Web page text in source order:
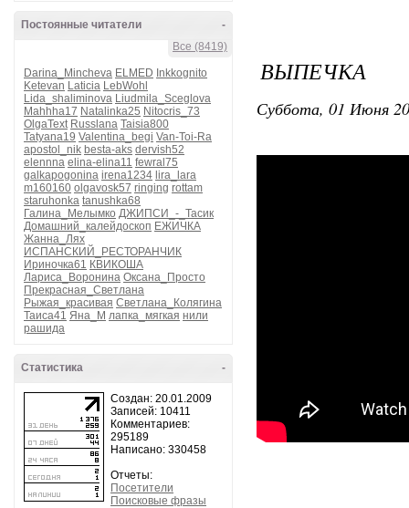
-
Постоянные читатели
Все (8419)
Darina_Mincheva ELMED Inkkognito
Ketevan Laticia LebWohl
Lida_shaliminova Liudmila_Sceglova
Mahhha17 Natalinka25 Nitocris_73
OlgaText Russlana Taisia800
Tatyana19 Valentina_begi Van-Toi-Ra
apostol_nik besta-aks dervish52
elennna elina-elina11 fewral75
galkapogonina irena1234 lira_lara
m160160 olgavosk57 ringing rottam
staruhonka tanushka68
Галина_Мелымко ДЖИПСИ_-_Тасик
Домашний_калейдоскоп ЕЖИЧКА
Жанна_Лях
ИСПАНСКИЙ_РЕСТОРАНЧИК
Ириночка61 КВИКОША
Лариса_Воронина Оксана_Просто
Прекрасная_Светлана
Рыжая_красивая Светлана_Колягина
Таиса41 Яна_М лапка_мягкая нили
рашида
-
Статистика
Создан: 20.01.2009
Записей: 10411
Комментариев:
295189
Написано: 330458
Отчеты:
Посетители
Поисковые фразы
ВЫПЕЧКА
Суббота, 01 Июня